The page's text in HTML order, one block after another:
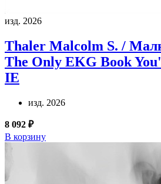
изд. 2026
Thaler Malcolm S. /
The Only EKG Book
IE
изд. 2026
8 092 ₽
В корзину